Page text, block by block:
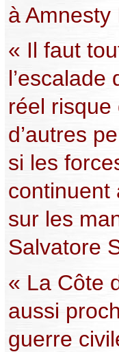
à
« Il faut
l’escalade
réel risque
d’autres
si les
continuent
sur les
Salvatore
« La Côte
aussi
guerre